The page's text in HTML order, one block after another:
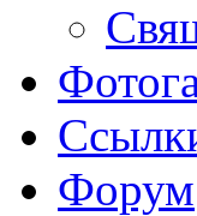
Форум